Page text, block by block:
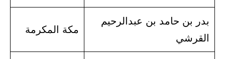
بدر بن حامد بن عبدالرحيم
القرشي
مكة المكرمة